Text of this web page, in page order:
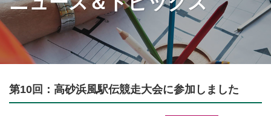
第10回：高砂浜風駅伝競走大会に参加しました